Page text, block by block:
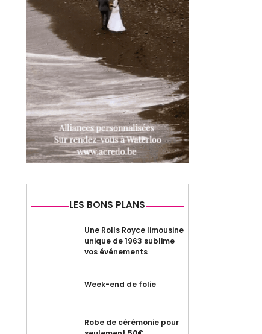
LES BONS PLANS
Une Rolls Royce limousine
unique de 1963 sublime
vos événements
Week-end de folie
Robe de cérémonie pour